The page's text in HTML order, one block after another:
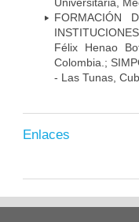
FORMACIÓN
Félix Henao
Colombia.;
- Las Tunas,
Enlaces